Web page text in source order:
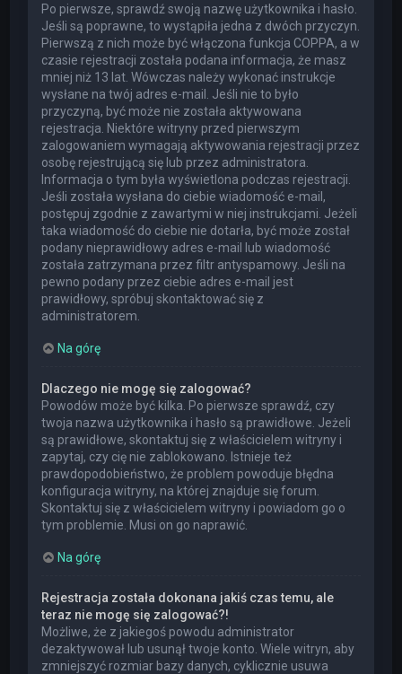
Po pierwsze, sprawdź swoją nazwę użytkownika i hasło.
Jeśli są poprawne, to wystąpiła jedna z dwóch przyczyn.
Pierwszą z nich może być włączona funkcja COPPA, a w
czasie rejestracji została podana informacja, że masz
mniej niż 13 lat. Wówczas należy wykonać instrukcje
wysłane na twój adres e-mail. Jeśli nie to było
przyczyną, być może nie została aktywowana
rejestracja. Niektóre witryny przed pierwszym
zalogowaniem wymagają aktywowania rejestracji przez
osobę rejestrującą się lub przez administratora.
Informacja o tym była wyświetlona podczas rejestracji.
Jeśli została wysłana do ciebie wiadomość e-mail,
postępuj zgodnie z zawartymi w niej instrukcjami. Jeżeli
taka wiadomość do ciebie nie dotarła, być może został
podany nieprawidłowy adres e-mail lub wiadomość
została zatrzymana przez filtr antyspamowy. Jeśli na
pewno podany przez ciebie adres e-mail jest
prawidłowy, spróbuj skontaktować się z
administratorem.
Na górę
Dlaczego nie mogę się zalogować?
Powodów może być kilka. Po pierwsze sprawdź, czy
twoja nazwa użytkownika i hasło są prawidłowe. Jeżeli
są prawidłowe, skontaktuj się z właścicielem witryny i
zapytaj, czy cię nie zablokowano. Istnieje też
prawdopodobieństwo, że problem powoduje błędna
konfiguracja witryny, na której znajduje się forum.
Skontaktuj się z właścicielem witryny i powiadom go o
tym problemie. Musi on go naprawić.
Na górę
Rejestracja została dokonana jakiś czas temu, ale
teraz nie mogę się zalogować?!
Możliwe, że z jakiegoś powodu administrator
dezaktywował lub usunął twoje konto. Wiele witryn, aby
zmniejszyć rozmiar bazy danych, cyklicznie usuwa